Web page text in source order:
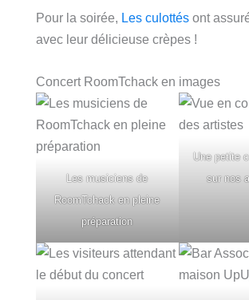
Pour la soirée, Les culottésont
avec leur délicieuse crèpes !
Concert RoomTchack en images
Les musiciens de
RoomTchack en pleine
préparation
Une petite
sur nos